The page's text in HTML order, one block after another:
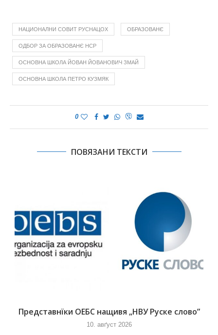
НАЦИОНАЛНИ СОВИТ РУСНАЦОХ ОБРАЗОВАНЄ
ОДБОР ЗА ОБРАЗОВАНЄ НСР
ОСНОВНА ШКОЛА ЙОВАН ЙОВАНОВИЧ ЗМАЙ
ОСНОВНА ШКОЛА ПЕТРО КУЗМЯК
0
ПОВЯЗАНИ ТЕКСТИ
Представнїки ОЕБС нащивя „НВУ Руске слово”
10. авґуст 2026